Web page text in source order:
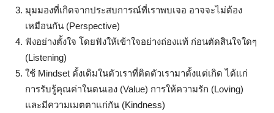
มุมมองที่เกิดจากประสบการณ์ที่เราพบเจอ อาจจะไม่ต้อง
เหมือนกัน (Perspective)
ฟังอย่างตั้งใจ โดยฟังให้เข้าใจอย่างถ่องแท้ ก่อนตัดสินใจใดๆ
(Listening)
ใช้ Mindset ดั้งเดิมในตัวเราที่ติดตัวเรามาตั้งแต่เกิด ได้แก่
การรับรู้คุณค่าในตนเอง (Value) การให้ความรัก (Loving)
และมีความเมตตาแก่กัน (Kindness)